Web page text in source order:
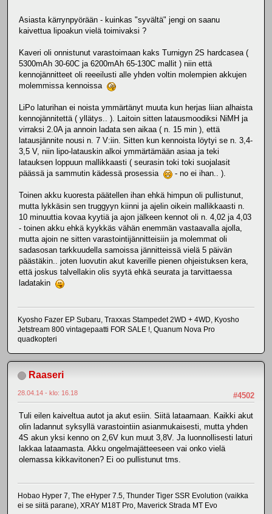
Asiasta kärrynpyörään - kuinkas "syvältä" jengi on saanu
kaivettua lipoakun vielä toimivaksi ?
Kaveri oli onnistunut varastoimaan kaks Turnigyn 2S hardcasea (
5300mAh 30-60C ja 6200mAh 65-130C mallit ) niin että
kennojännitteet oli reeeilusti alle yhden voltin molempien akkujen
molemmissa kennoissa
LiPo laturihan ei noista ymmärtänyt muuta kun herjas liian alhaista
kennojännitettä ( yllätys.. ). Laitoin sitten latausmoodiksi NiMH ja
virraksi 2.0A ja annoin ladata sen aikaa ( n. 15 min ), että
latausjännite nousi n. 7 V:iin. Sitten kun kennoista löytyi se n. 3,4-
3,5 V, niin lipo-latauskin alkoi ymmärtämään asiaa ja teki
latauksen loppuun mallikkaasti ( seurasin toki toki suojalasit
päässä ja sammutin kädessä prosessia
- no ei ihan.. ).
Toinen akku kuoresta päätellen ihan ehkä himpun oli pullistunut,
mutta lykkäsin sen truggyyn kiinni ja ajelin oikein mallikkaasti n.
10 minuuttia kovaa kyytiä ja ajon jälkeen kennot oli n. 4,02 ja 4,03
- toinen akku ehkä kyykkäs vähän enemmän vastaavalla ajolla,
mutta ajoin ne sitten varastointijännitteisiin ja molemmat oli
sadasosan tarkkuudella samoissa jännitteissä vielä 5 päivän
päästäkin.. joten luovutin akut kaverille pienen ohjeistuksen kera,
että joskus talvellakin olis syytä ehkä seurata ja tarvittaessa
ladatakin
Kyosho Fazer EP Subaru, Traxxas Stampedet 2WD + 4WD, Kyosho
Jetstream 800 vintagepaatti FOR SALE !, Quanum Nova Pro
quadkopteri
Raaseri
#4502
28.04.14 - klo: 16.18
Tuli eilen kaiveltua autot ja akut esiin. Siitä lataamaan. Kaikki akut
olin ladannut syksyllä varastointiin asianmukaisesti, mutta yhden
4S akun yksi kenno on 2,6V kun muut 3,8V. Ja luonnollisesti laturi
lakkaa lataamasta. Akku ongelmajätteeseen vai onko vielä
olemassa kikkavitonen? Ei oo pullistunut tms.
Hobao Hyper 7, The eHyper 7.5, Thunder Tiger SSR Evolution (vaikka
ei se siitä parane), XRAY M18T Pro, Maverick Strada MT Evo